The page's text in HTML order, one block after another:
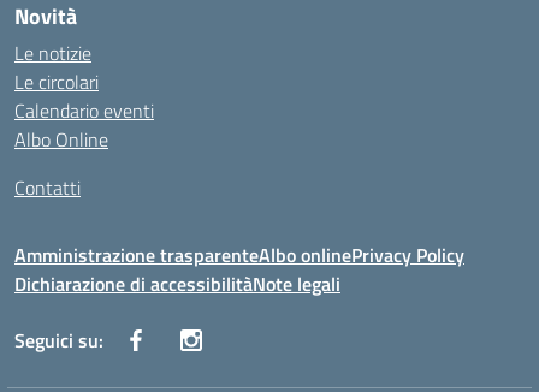
Novità
Le notizie
Le circolari
Calendario eventi
Albo Online
Contatti
Amministrazione trasparenteAlbo onlinePrivacy Policy
Dichiarazione di accessibilitàNote legali
Seguici su: